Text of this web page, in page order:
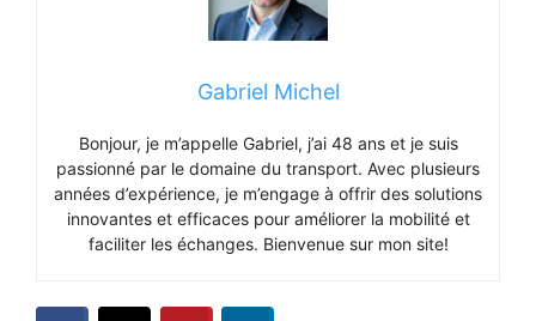
Gabriel Michel
Bonjour, je m’appelle Gabriel, j’ai 48 ans et je suis
passionné par le domaine du transport. Avec plusieurs
années d’expérience, je m’engage à offrir des solutions
innovantes et efficaces pour améliorer la mobilité et
faciliter les échanges. Bienvenue sur mon site!